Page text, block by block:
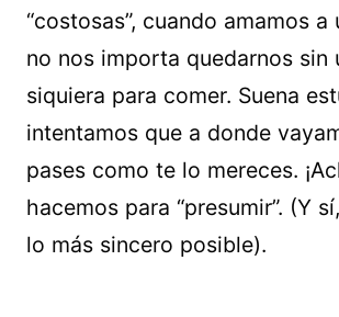
“costosas”, cuando amamos a
no nos importa quedarnos sin
siquiera para comer. Suena
intentamos que a donde
pases como te lo mereces.
hacemos para “presumir”. (Y
lo más sincero posible).